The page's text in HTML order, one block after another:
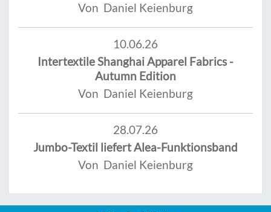
Von Daniel Keienburg
10.06.26
Intertextile Shanghai Apparel Fabrics -
Autumn Edition
Von Daniel Keienburg
28.07.26
Jumbo-Textil liefert Alea-Funktionsband
Von Daniel Keienburg